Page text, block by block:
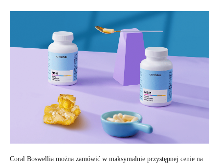
Coral Boswellia można zamówić w maksymalnie przystępnej cenie na